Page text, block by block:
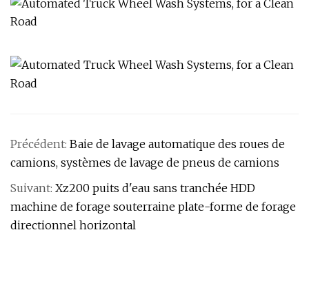
Précédent: Baie de lavage automatique des roues de
camions, systèmes de lavage de pneus de camions
Suivant: Xz200 puits d'eau sans tranchée HDD
machine de forage souterraine plate-forme de forage
directionnel horizontal